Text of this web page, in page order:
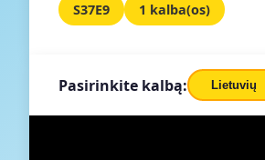
S37E9 1 kalba(os)
Pasirinkite kalbą: Lietuvių